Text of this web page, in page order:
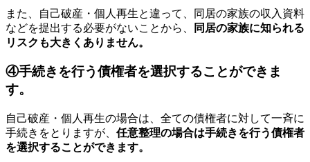
また、自己破産・個人再生と違って、同居の家族の収入資料
などを提出する必要がないことから、
同居の家族に知られる
リスクも大きくありません。
④手続きを行う債権者を選択することができま
す。
自己破産・個人再生の場合は、全ての債権者に対して一斉に
手続きをとりますが、 任意整理の場合は手続きを行う債権者
を選択することができます。